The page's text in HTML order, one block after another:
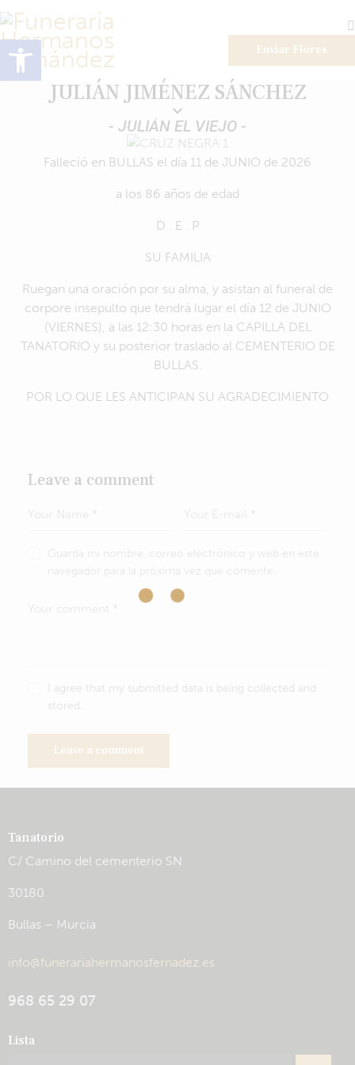
Enviar Flores
JULIÁN JIMÉNEZ SÁNCHEZ
- JULIÁN EL VIEJO -
Falleció en BULLAS el día 11 de JUNIO de 2026
a los 86 años de edad
D . E . P
SU FAMILIA
Ruegan una oración por su alma, y asistan al funeral de
corpore insepulto que tendrá lugar el día 12 de JUNIO
(VIERNES), a las 12:30 horas en la CAPILLA DEL
TANATORIO y su posterior traslado al CEMENTERIO DE
BULLAS.
POR LO QUE LES ANTICIPAN SU AGRADECIMIENTO
Leave a comment
Guarda mi nombre, correo electrónico y web en este
navegador para la próxima vez que comente.
I agree that my submitted data is being collected and
stored.
Tanatorio
C/ Camino del cementerio SN
30180
Bullas – Murcia
info@funerariahermanosfernadez.es
968 65 29 07
Lista
Abrir barra de herramientas